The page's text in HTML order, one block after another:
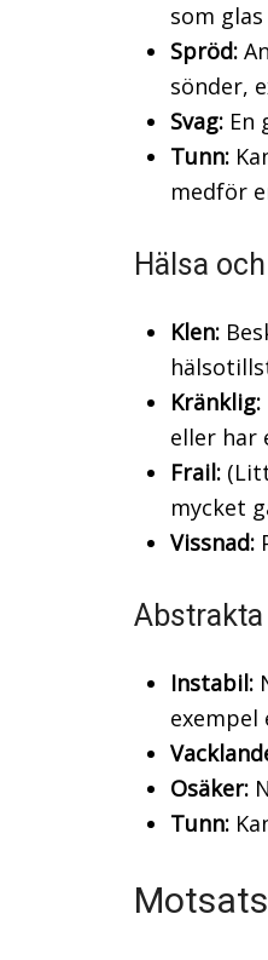
som
Spröd:
sönder,
Svag: En
Tunn:
medför
Hälsa
Klen:
Kränklig:
eller har
Frail:
mycket
Vissnad:
Instabil:
exempel
Osäker:
Tunn: